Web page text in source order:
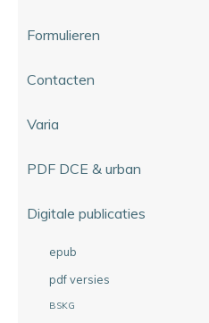
Formulieren
Contacten
Varia
PDF DCE & urban
Digitale publicaties
epub
pdf versies
BSKG